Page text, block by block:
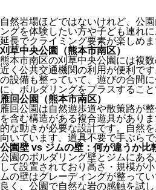
自然岩場ほどではないけれど、公
ングを体験したい方や子ども連れ
延長でクライミング要素が楽しめま
刈草中央公園（熊本市南区）
熊本市南区の刈草中央公園には複
近く公共交通機関の利用が便利で
の設備も整っていて、遊びの合間
に、ボルダリングをプラスするこ
雁回公園（熊本市南区）
雁回公園は自然遊歩道や散策路が
を含む構造がある複合遊具があり
的な動きが必要な設計です。自然
向いています。道具不要で手ぶら
公園壁 vs ジムの壁：何が違うか比
公園のボルダリング壁とジムにあ
して設置されており高さ・規模が
ムの壁はグレーディングが整って
良く、公園で自然な岩の感触を試